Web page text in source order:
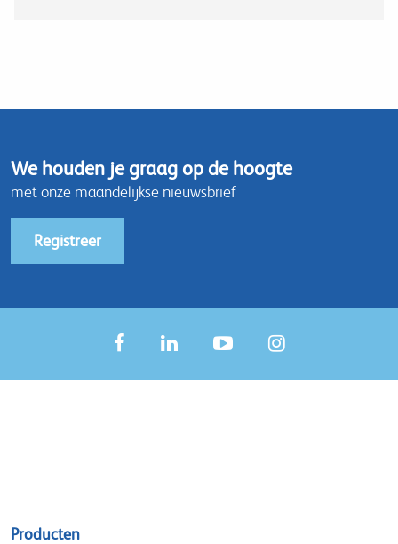
We houden je graag op de hoogte
met onze maandelijkse nieuwsbrief
Registreer
Sitemap
Producten